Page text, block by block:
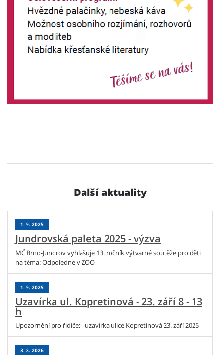
Další aktuality
1. 9. 2025
Jundrovská paleta 2025 - výzva
MČ Brno-Jundrov vyhlašuje 13. ročník výtvarné soutěže pro děti
na téma: Odpoledne v ZOO
1. 9. 2025
Uzavírka ul. Kopretinová - 23. září 8 - 13
h
Upozornění pro řidiče: - uzavírka ulice Kopretinová 23. září 2025
3. 8. 2026